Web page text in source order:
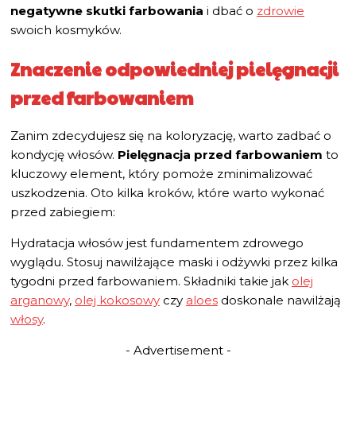
negatywne skutki farbowania i dbać o zdrowie
swoich kosmyków.
Znaczenie odpowiedniej pielęgnacji
przed farbowaniem
Zanim zdecydujesz się na koloryzację, warto zadbać o
kondycję włosów. Pielęgnacja przed farbowaniem to
kluczowy element, który pomoże zminimalizować
uszkodzenia. Oto kilka kroków, które warto wykonać
przed zabiegiem:
Hydratacja włosów jest fundamentem zdrowego
wyglądu. Stosuj nawilżające maski i odżywki przez kilka
tygodni przed farbowaniem. Składniki takie jak olej
arganowy, olej kokosowy czy aloes doskonale nawilżają
włosy.
- Advertisement -